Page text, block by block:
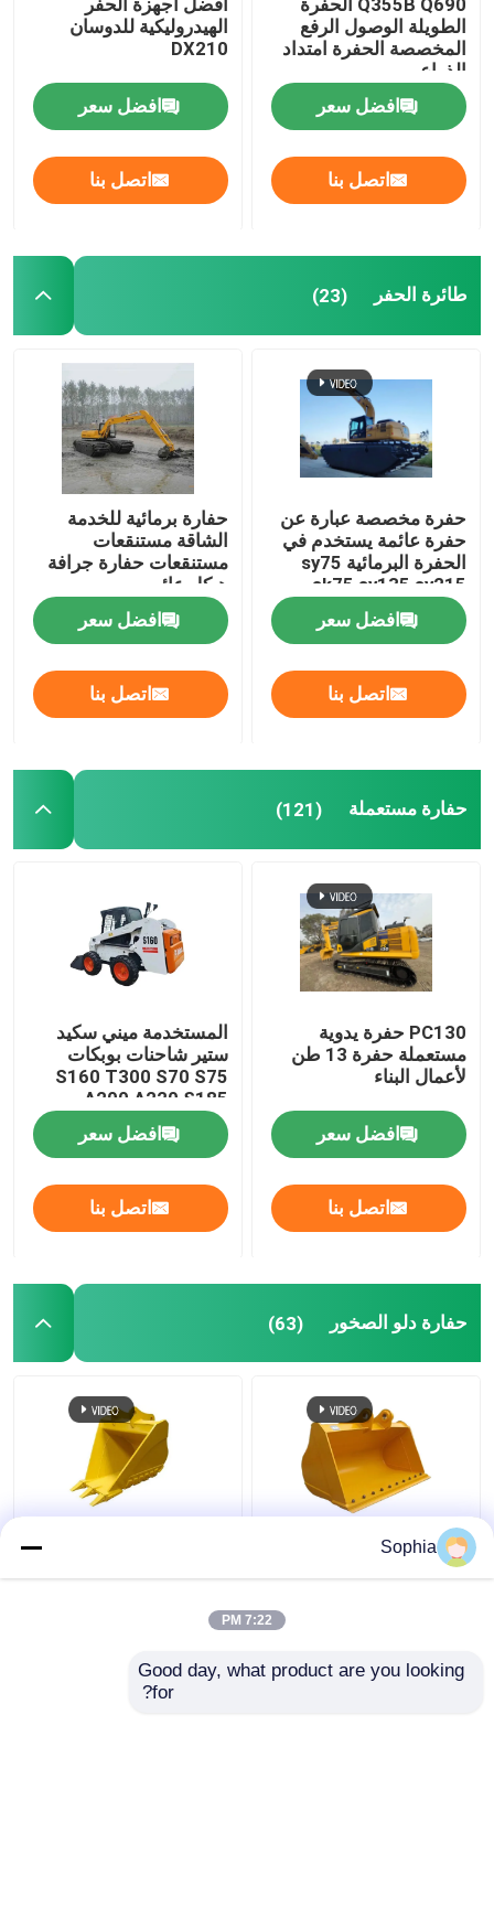
Q355B Q690 الحفرة
الطويلة الوصول الرفع
المخصصة الحفرة امتداد
الذراع
افضل سعر
اتصل بنا
أفضل أجهزة الحفر
الهيدروليكية للدوسان
DX210
افضل سعر
اتصل بنا
طائرة الحفر (23)
حفرة مخصصة عبارة عن
حفرة عائمة يستخدم في
الحفرة البرمائية sy75
sk75 sy135 sy215
320d
افضل سعر
اتصل بنا
حفارة برمائية للخدمة
الشاقة مستنقعات
مستنقعات حفارة جرافة
هيكل عائم
افضل سعر
اتصل بنا
حفارة مستعملة (121)
PC130 حفرة يدوية
مستعملة حفرة 13 طن
لأعمال البناء
افضل سعر
اتصل بنا
المستخدمة ميني سكيد
ستير شاحنات بوبكات
S160 T300 S70 S75
A200 A220 S185
افضل سعر
اتصل بنا
حفارة دلو الصخور (63)
طلاء طلاء CAT320
الشهير لإنشاء الهندسة
Sophia
7:22 PM
Good day, what product are you looking
for?